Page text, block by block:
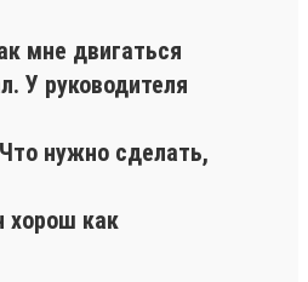
мне двигаться
У руководителя
нужно сделать,
хорош как